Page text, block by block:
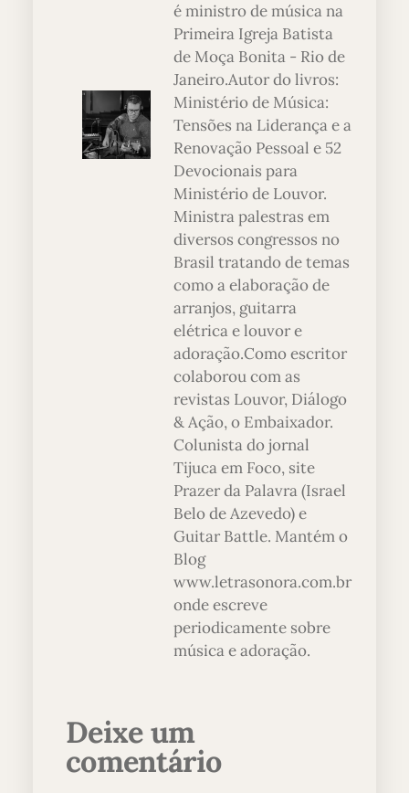
é ministro de música na
Primeira Igreja Batista
de Moça Bonita - Rio de
Janeiro.Autor do livros:
Ministério de Música:
Tensões na Liderança e a
Renovação Pessoal e 52
Devocionais para
Ministério de Louvor.
Ministra palestras em
diversos congressos no
Brasil tratando de temas
como a elaboração de
arranjos, guitarra
elétrica e louvor e
adoração.Como escritor
colaborou com as
revistas Louvor, Diálogo
& Ação, o Embaixador.
Colunista do jornal
Tijuca em Foco, site
Prazer da Palavra (Israel
Belo de Azevedo) e
Guitar Battle. Mantém o
Blog
www.letrasonora.com.br
onde escreve
periodicamente sobre
música e adoração.
Deixe um
comentário